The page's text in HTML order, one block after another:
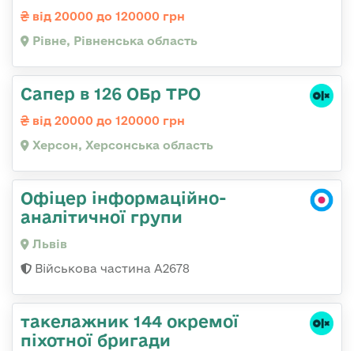
від 20000 до 120000 грн
Рівне, Рівненська область
Сапер в 126 ОБр ТРО
від 20000 до 120000 грн
Херсон, Херсонська область
Офіцер інформаційно-
аналітичної групи
Львів
Військова частина А2678
такелажник 144 окремої
піхотної бригади